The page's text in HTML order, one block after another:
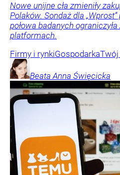
Nowe unijne cła zmieniły
Polaków. Sondaż dla
połowa badanych
platformach.
Firmy i rynkiGospodarkaTwój
Beata Anna Święcicka